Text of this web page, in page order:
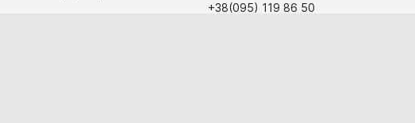
+38(095) 119 86 50